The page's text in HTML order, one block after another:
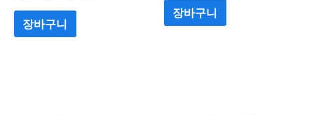
장바구니
장바구니